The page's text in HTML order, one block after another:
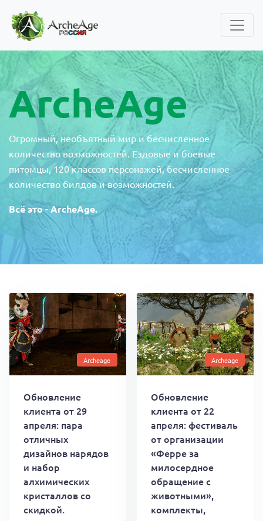
ArcheAge
Огромный, необъятный мир и бесчисленное
количество возможностей. Ездовые и боевые
питомцы, 120 классов персонажей, бесчисленное
количество билдов и возможностей.
Всё это - ArcheAge.
Archeage
Обновление
клиента от 29
апреля: пара
отличных
дизайнов нарядов
и набор
алхимических
кристаллов со
скидкой.
Archeage
Обновление
клиента от 22
апреля: фестиваль
от организации
«Ферре за
милосердное
обращение с
животными»,
комплекты,